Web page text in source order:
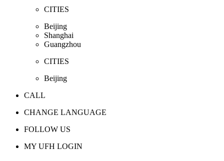
CITIES
Beijing
Shanghai
Guangzhou
CITIES
Beijing
CALL
CHANGE LANGUAGE
FOLLOW US
MY UFH LOGIN